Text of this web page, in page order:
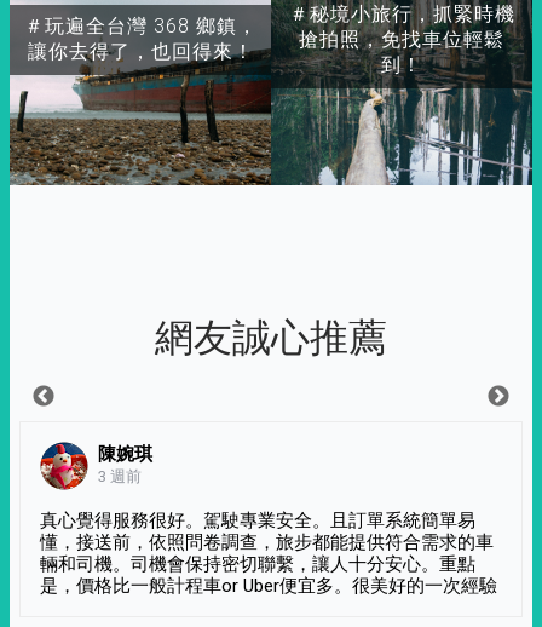
＃玩遍全台灣 368 鄉鎮，
讓你去得了，也回得來！
＃秘境小旅行，抓緊時機
搶拍照，免找車位輕鬆
到！
網友誠心推薦
陳婉琪
3 週前
真心覺得服務很好。駕駛專業安全。且訂單系統簡單易
懂，接送前，依照問卷調查，旅步都能提供符合需求的車
輛和司機。司機會保持密切聯繫，讓人十分安心。重點
是，價格比一般計程車or Uber便宜多。很美好的一次經驗